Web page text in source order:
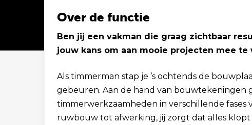
Solliciteer binnen 1 minuut
Over de functie
Ben jij een vakman die graag zichtbaar
jouw kans om aan mooie projecten mee te
Als timmerman stap je ’s ochtends de
gebeuren. Aan de hand van bouwtekeningen
timmerwerkzaamheden in verschillende fases
ruwbouw tot afwerking, jij zorgt dat alles klopt